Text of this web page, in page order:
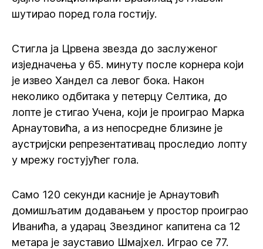
шутирао поред гола гостију.
Стигла ја Црвена звезда до заслуженог
изједначења у 65. минуту после корнера који
је извео Хандел са левог бока. Након
неколико одбитака у петерцу Селтика, до
лопте је стигао Учена, који је проиграо Марка
Арнаутовића, а из непосредне близине је
аустријски репрезентативац проследио лопту
у мрежу гостујућег гола.
Само 120 секунди касније је Арнаутовић
домишљатим додавањем у простор проиграо
Иванића, а ударац Звездиног капитена са 12
метара је зауставио Шмајхел. Играо се 77.